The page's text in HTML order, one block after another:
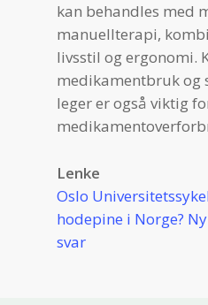
kan behandles med
manuellterapi,
livsstil og ergonomi.
medikamentbruk og
leger er også viktig
Lenke
Oslo
hodepine i Norge?
svar